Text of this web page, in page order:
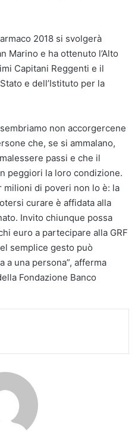
2018 si svolgerà
Marino e ha ottenuto l’Alto
Capitani Reggenti e il
e dell’Istituto per la
non accorgercene
che, se si ammalano,
passi e che il
peggiori la loro condizione.
milioni di poveri non lo è: la
curare è affidata alla
Invito chiunque possa
euro a partecipare alla GRF
semplice gesto può
a una persona”, afferma
Fondazione Banco